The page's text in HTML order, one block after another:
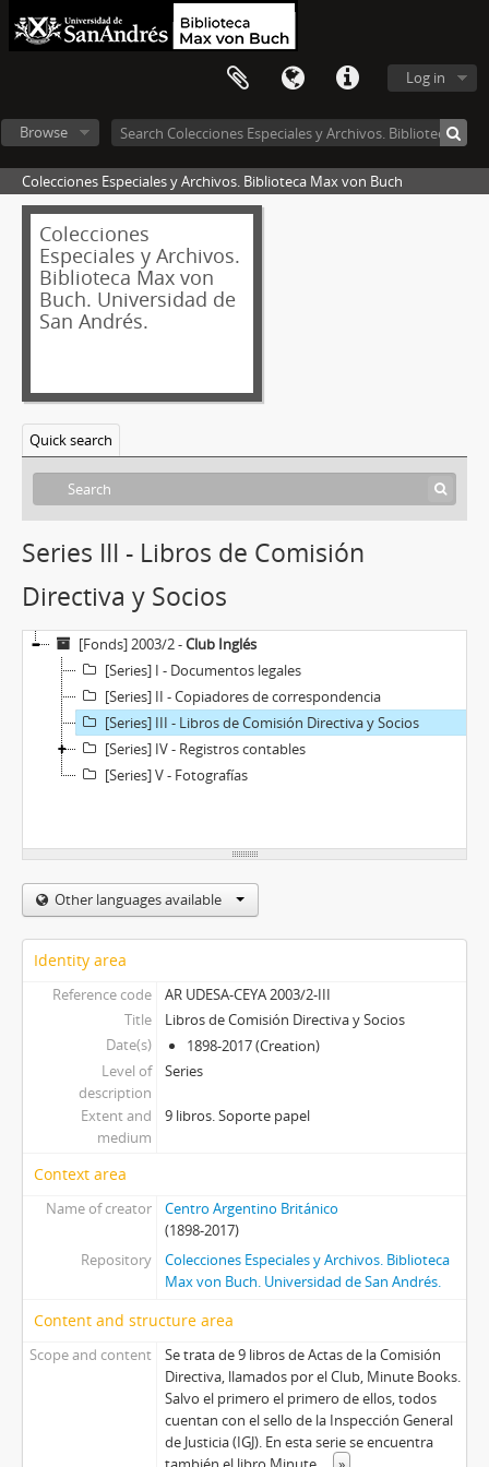
Log in
Browse
Colecciones Especiales y Archivos. Biblioteca Max von Buch
Colecciones
Especiales y Archivos.
Biblioteca Max von
Buch. Universidad de
San Andrés.
Quick search
Series III - Libros de Comisión
Directiva y Socios
[Fonds] 2003/2 -Club Inglés
[Series] I - Documentos legales
[Series] II - Copiadores de correspondencia
[Series] III - Libros de Comisión Directiva y Socios
[Series] IV - Registros contables
[Series] V - Fotografías
Other languages available
Identity area
Reference code
AR UDESA-CEYA 2003/2-III
Title
Libros de Comisión Directiva y Socios
Date(s)
1898-2017 (Creation)
Level of
description
Series
Extent and
medium
9 libros. Soporte papel
Context area
Name of creator
Centro Argentino Británico
(1898-2017)
Repository
Colecciones Especiales y Archivos. Biblioteca
Max von Buch. Universidad de San Andrés.
Content and structure area
Scope and content
Se trata de 9 libros de Actas de la Comisión
Directiva, llamados por el Club, Minute Books.
Salvo el primero el primero de ellos, todos
cuentan con el sello de la Inspección General
de Justicia (IGJ). En esta serie se encuentra